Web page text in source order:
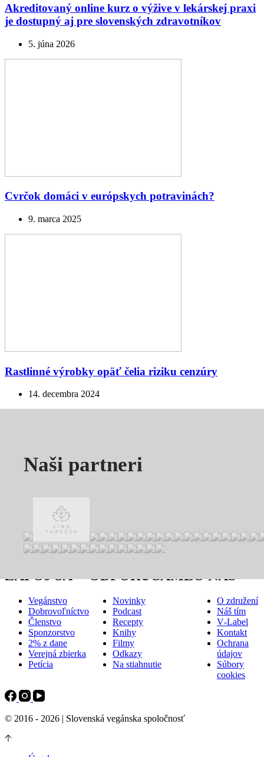
Akreditovaný online kurz o výžive v lekárskej praxi
je dostupný aj pre slovenských zdravotníkov
5. júna 2026
Cvrčok domáci v európskych potravinách?
9. marca 2025
Rastlinné výrobky opäť čelia riziku cenzúry
14. decembra 2024
Naši partneri
ZAPOJ SA
Vegánstvo
Dobrovoľníctvo
Členstvo
Sponzorstvo
2% z dane
Verejná zbierka
Petícia
ODPORÚČAME
Novinky
Podcast
Recepty
Knihy
Filmy
Odkazy
Na stiahnutie
O NÁS
O združení
Náš tím
V‑Label
Kontakt
Ochrana
údajov
Súbory
cookies
© 2016 - 2026 | Slovenská vegánska spoločnosť